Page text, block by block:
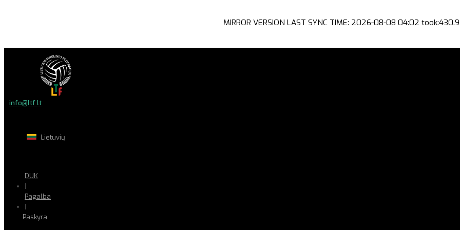
MIRROR VERSION LAST SYNC TIME: 2026-08-08 04:02
info@ltf.lt
Lietuvių
DUK
|
Pagalba
|
Paskyra